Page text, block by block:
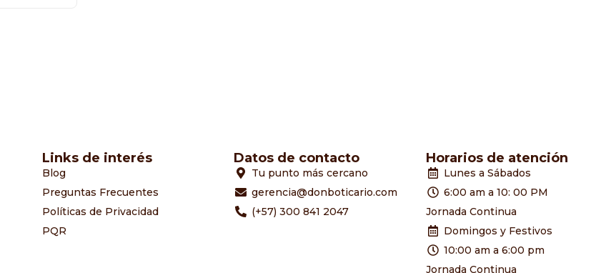
Links de interés
Blog
Preguntas Frecuentes
Políticas de Privacidad
PQR
Datos de contacto
Tu punto más cercano
gerencia@donboticario.com
(+57) 300 841 2047
Horarios de atención
Lunes a Sábados
6:00 am a 10: 00 PM
Jornada Continua
Domingos y Festivos
10:00 am a 6:00 pm
Jornada Continua